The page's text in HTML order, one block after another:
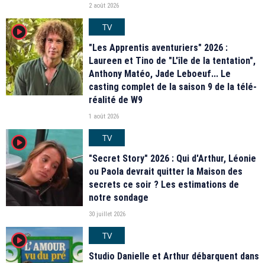
2 août 2026
player2
TV
"Les Apprentis aventuriers" 2026 :
Laureen et Tino de "L'île de la tentation",
Anthony Matéo, Jade Leboeuf... Le
casting complet de la saison 9 de la télé-
réalité de W9
1 août 2026
player2
TV
"Secret Story" 2026 : Qui d'Arthur, Léonie
ou Paola devrait quitter la Maison des
secrets ce soir ? Les estimations de
notre sondage
30 juillet 2026
player2
TV
Studio Danielle et Arthur débarquent dans